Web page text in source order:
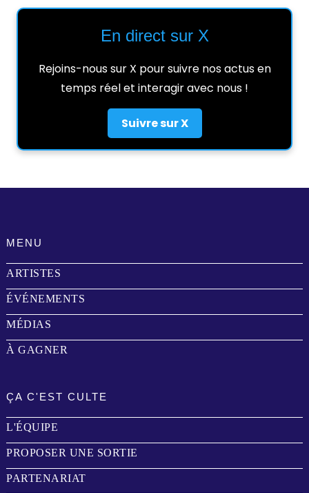
En direct sur X
Rejoins-nous sur X pour suivre nos actus en
temps réel et interagir avec nous !
Suivre sur X
MENU
ARTISTES
ÉVÉNEMENTS
MÉDIAS
À GAGNER
ÇA C'EST CULTE
L'ÉQUIPE
PROPOSER UNE SORTIE
PARTENARIAT